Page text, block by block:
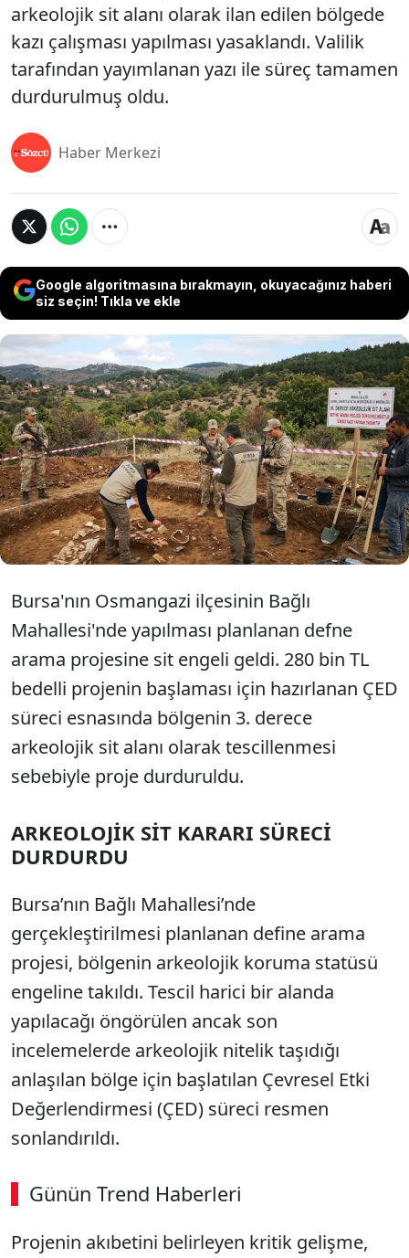
arkeolojik sit alanı olarak ilan edilen bölgede
kazı çalışması yapılması yasaklandı. Valilik
tarafından yayımlanan yazı ile süreç tamamen
durdurulmuş oldu.
Haber Merkezi
Google algoritmasına bırakmayın, okuyacağınız haberi
siz seçin! Tıkla ve ekle
Başlatılması planlanan define avı bölgenin sit
alanı ilan edilmesiyle durduruldu. 3. derece
arkeolojik sit alanı olarak ilan edilen bölgede
kazı çalışması yapılması yasaklandı. Valilik
tarafından yayımlanan yazı ile süreç tamamen
durdurulmuş oldu.
Bursa'nın Osmangazi ilçesinin Bağlı
Mahallesi'nde yapılması planlanan defne
arama projesine sit engeli geldi. 280 bin TL
bedelli projenin başlaması için hazırlanan ÇED
süreci esnasında bölgenin 3. derece
arkeolojik sit alanı olarak tescillenmesi
sebebiyle proje durduruldu.
ARKEOLOJİK SİT KARARI SÜRECİ
DURDURDU
Bursa’nın Bağlı Mahallesi’nde
gerçekleştirilmesi planlanan define arama
projesi, bölgenin arkeolojik koruma statüsü
engeline takıldı. Tescil harici bir alanda
yapılacağı öngörülen ancak son
incelemelerde arkeolojik nitelik taşıdığı
anlaşılan bölge için başlatılan Çevresel Etki
Değerlendirmesi (ÇED) süreci resmen
sonlandırıldı.
Günün Trend Haberleri
Projenin akıbetini belirleyen kritik gelişme,